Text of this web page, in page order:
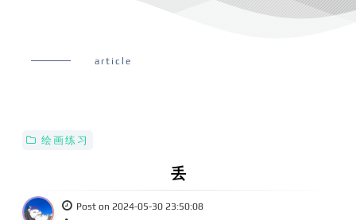
article
绘画练习
丢
Post on 2024-05-30 23:50:08